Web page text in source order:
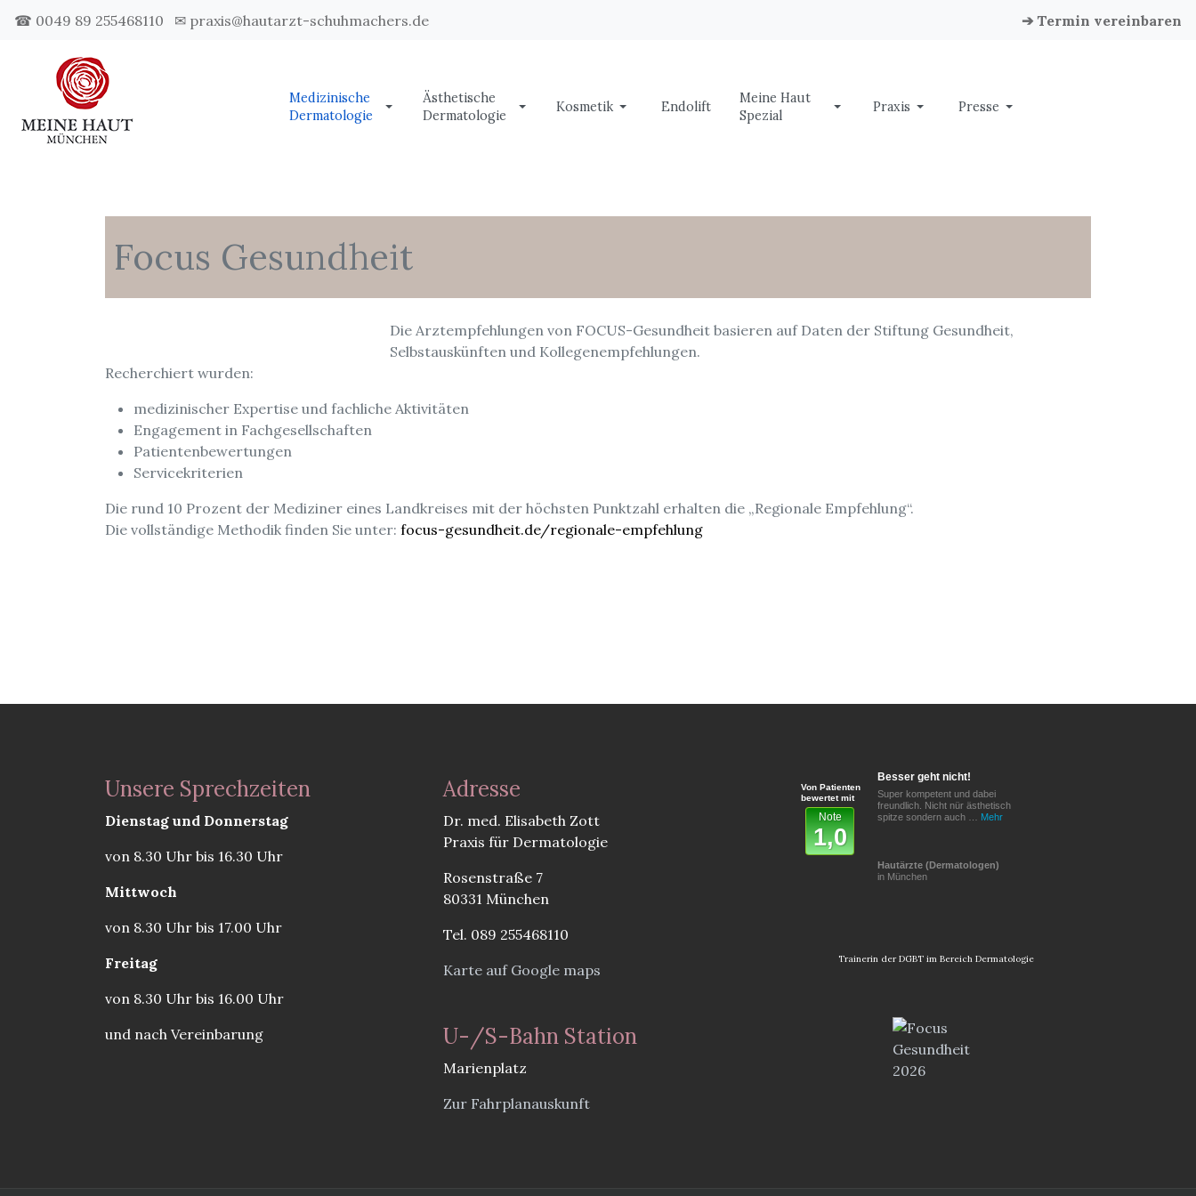
☎ 0049 89 255468110 ✉ praxis@hautarzt-schuhmachers.de ➔ Termin vereinbaren
Medizinische
Dermatologie
Ästhetische
Dermatologie
Kosmetik Endolift
Meine Haut
Spezial
Praxis Presse
Focus Gesundheit
Die Arztempfehlungen von FOCUS-Gesundheit basieren auf Daten der Stiftung Gesundheit,
Selbstauskünften und Kollegenempfehlungen.
Recherchiert wurden:
medizinischer Expertise und fachliche Aktivitäten
Engagement in Fachgesellschaften
Patientenbewertungen
Servicekriterien
Die rund 10 Prozent der Mediziner eines Landkreises mit der höchsten Punktzahl erhalten die „Regionale Empfehlung“.
Die vollständige Methodik finden Sie unter: focus-gesundheit.de/regionale-empfehlung
Unsere Sprechzeiten
Dienstag und Donnerstag
von 8.30 Uhr bis 16.30 Uhr
Mittwoch
von 8.30 Uhr bis 17.00 Uhr
Freitag
von 8.30 Uhr bis 16.00 Uhr
und nach Vereinbarung
Adresse
Dr. med. Elisabeth Zott
Praxis für Dermatologie
Rosenstraße 7
80331 München
Tel. 089 255468110
Karte auf Google maps
U-/S-Bahn Station
Marienplatz
Zur Fahrplanauskunft
Besser geht nicht!
Super kompetent und dabei
freundlich. Nicht nür ästhetisch
spitze sondern auch … Mehr
Hautärzte (Dermatologen)
in München
Von Patienten
bewertet mit
Note
1,0
Trainerin der DGBT im Bereich Dermatologie